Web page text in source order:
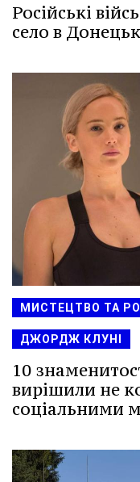
Російські
село в
МИСТЕЦТВО ТА
ДЖОРДЖ КЛУНІ
10
вирішили не
соціальними